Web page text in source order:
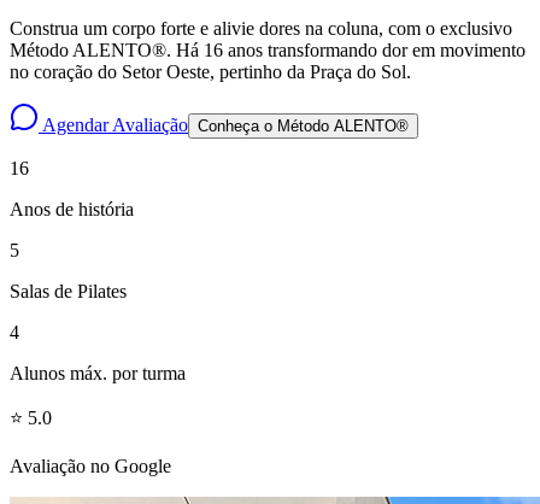
Construa um corpo forte e alivie dores na coluna, com o exclusivo
Método ALENTO®. Há 16 anos transformando dor em movimento
no coração do Setor Oeste, pertinho da Praça do Sol.
Agendar Avaliação Conheça o Método ALENTO®
16
Anos de história
5
Salas de Pilates
4
Alunos máx. por turma
⭐ 5.0
Avaliação no Google